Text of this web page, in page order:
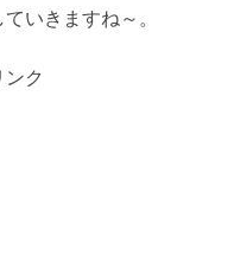
いきますね～。
ンク